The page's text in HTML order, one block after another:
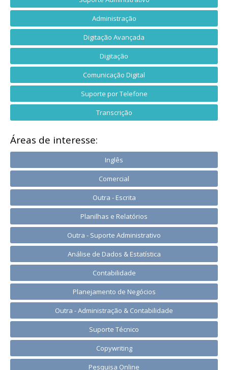
Administração
Digitação Avançada
Digitação
Comunicação Digital
Suporte por Telefone
Transcrição
Áreas de interesse:
Inglês
Comercial
Outra - Escrita
Planilhas e Relatórios
Outra - Suporte Administrativo
Análise de Dados & Estatística
Contabilidade
Planejamento de Negócios
Outra - Administração & Contabilidade
Suporte Técnico
Copywriting
Pesquisa Online